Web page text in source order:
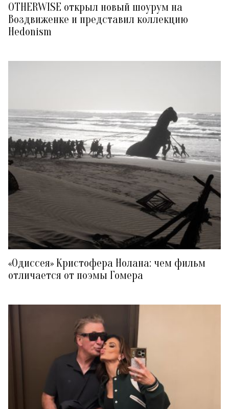
OTHERWISE открыл новый шоурум на
Воздвиженке и представил коллекцию
Hedonism
«Одиссея» Кристофера Нолана: чем фильм
отличается от поэмы Гомера